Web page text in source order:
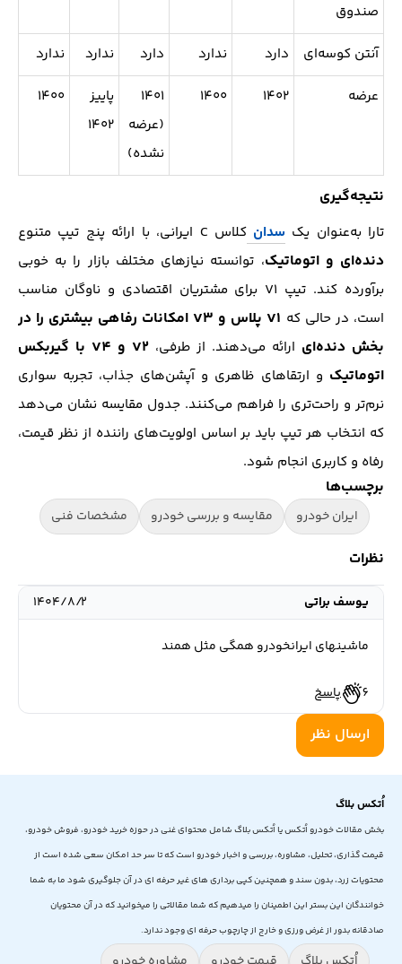
صندوق
ندارد ندارد دارد ندارد دارد آنتن کوسه‌ای
۱۴۰۰
پاییز
۱۴۰۲
۱۴۰۱
(عرضه
نشده)
۱۴۰۰ ۱۴۰۲ عرضه
نتیجه‌گیری
تارا به‌عنوان یک سدان کلاس C ایرانی، با ارائه پنج تیپ متنوع
دنده‌ای و اتوماتیک، توانسته نیازهای مختلف بازار را به خوبی
برآورده کند. تیپ V1 برای مشتریان اقتصادی و ناوگان مناسب
است، در حالی که
V1 پلاس و V3 امکانات رفاهی بیشتری را در
بخش دنده‌ای ارائه می‌دهند. از طرفی،
V2 و V4 با گیربکس
اتوماتیک و ارتقاهای ظاهری و آپشن‌های جذاب، تجربه سواری
نرم‌تر و راحت‌تری را فراهم می‌کنند. جدول مقایسه نشان می‌دهد
که انتخاب هر تیپ باید بر اساس اولویت‌های راننده از نظر قیمت،
رفاه و کاربری انجام شود.
برچسب‌ها
ایران خودرو مقایسه و بررسی خودرو مشخصات فنی
نظرات
یوسف براتی ۱۴۰۴/۸/۲
ماشینهای ایرانخودرو همگی مثل همند
6 پاسخ
ارسال نظر
اُتکس بلاگ
بخش مقالات خودرو اُتکس یا اُتکس بلاگ شامل محتوای غنی در حوزه خرید خودرو، فروش خودرو،
قیمت گذاری، تحلیل، مشاوره، بررسی و اخبار خودرو است که تا سر حد امکان سعی شده است از
محتویات زرد، بدون سند و همچنین کپی برداری های غیر حرفه ای در آن جلوگیری شود ما به شما
خوانندگان این بستر این اطمینان را میدهیم که شما مقالاتی را میخوانید که در آن محتویان
صادقانه بدور از غرض ورزی و خارج از چارچوب حرفه ای وجود ندارد.